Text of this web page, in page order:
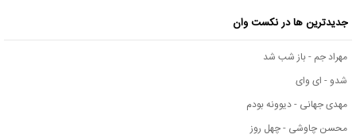
جدیدترین ها در نکست وان
مهراد جم - باز شب شد
شدو - ای وای
مهدی جهانی - دیوونه بودم
محسن چاوشی - چهل روز